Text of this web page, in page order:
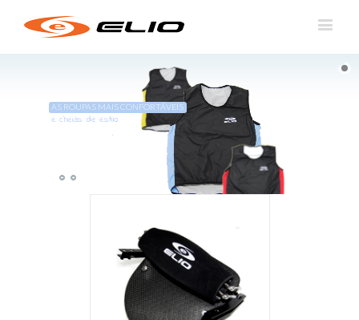
AS ROUPAS MAIS CONFORTÁVEIS
e cheias de estilo